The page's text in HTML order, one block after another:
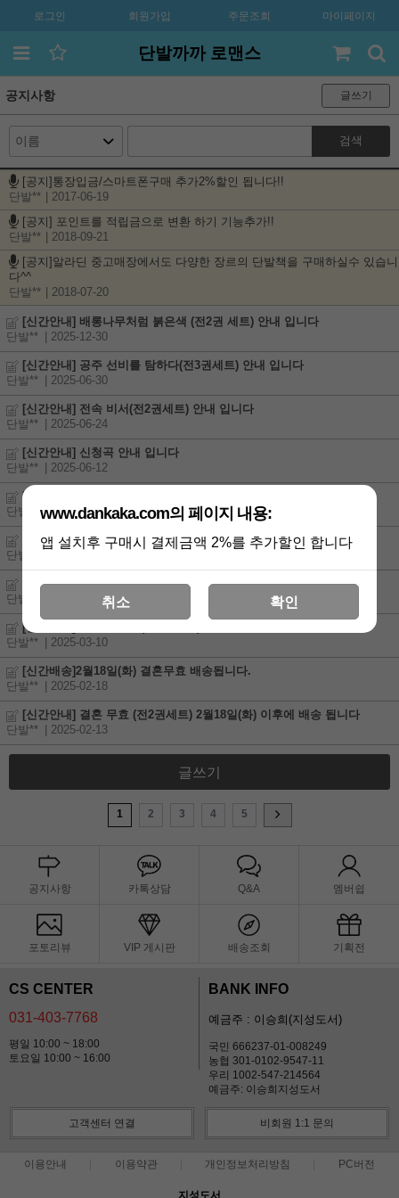
로그인 회원가입 주문조회 마이페이지
단발까까 로맨스
공지사항 글쓰기
검색
[공지]통장입금/스마트폰구매 추가2%할인 됩니다!!
단발**
| 2017-06-19
[공지] 포인트를 적립금으로 변환 하기 기능추가!!
단발**
| 2018-09-21
[공지]알라딘 중고매장에서도 다양한 장르의 단발책을 구매하실수 있습니
다^^
단발**
| 2018-07-20
[신간안내] 배롱나무처럼 붉은색 (전2권 세트) 안내 입니다
단발**
| 2025-12-30
[신간안내] 공주 선비를 탐하다(전3권세트) 안내 입니다
단발**
| 2025-06-30
[신간안내] 전속 비서(전2권세트) 안내 입니다
단발**
| 2025-06-24
[신간안내] 신청곡 안내 입니다
단발**
| 2025-06-12
[신간안내] 검을 든 꽃 (개정판, 전4권세트) 안내 입니다
단발** | 2025-06-12
[신간안내] 처음이라 몰랐던 것들 (전4권세트) 안내 입니다
단발**
[신간안내] 열여덟의 침대(전4권세트) 안내 입니다
단발**
| 2025-03-21
[신간안내] 온전한 결핍(전2권세트) 안내 입니다
단발**
| 2025-03-10
[신간배송]2월18일(화) 결혼무효 배송됩니다.
단발**
| 2025-02-18
[신간안내] 결혼 무효 (전2권세트) 2월18일(화) 이후에 배송 됩니다
단발**
| 2025-02-13
글쓰기
1 2 3 4 5
공지사항 카톡상담 Q&A 멤버쉽
포토리뷰 VIP 게시판 배송조회 기획전
CS CENTER
031-403-7768
평일 10:00 ~ 18:00
토요일 10:00 ~ 16:00
BANK INFO
예금주 : 이승희(지성도서)
국민 666237-01-008249
농협 301-0102-9547-11
우리 1002-547-214564
예금주: 이승희지성도서
고객센터 연결 비회원 1:1 문의
이용안내 이용약관 개인정보처리방침 PC버전
지성도서
www.dankaka.com의 페이지 내용:
앱 설치후 구매시 결제금액 2%를 추가할인 합니다
취소 확인